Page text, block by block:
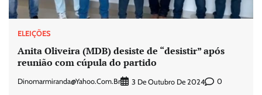
ELEIÇÕES
Anita Oliveira (MDB) desiste de “desistir” após
reunião com cúpula do partido
Dinomarmiranda@yahoo.com.br 3 De Outubro De 2024 0